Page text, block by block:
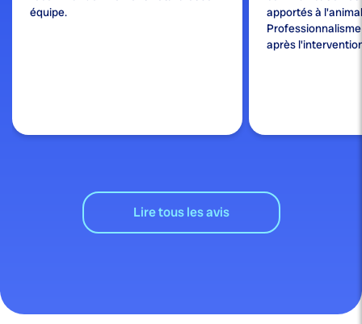
équipe.
apportés à
après
Lire tous les avis